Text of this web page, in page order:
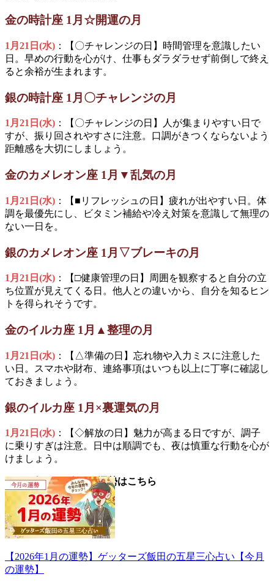
金の時計座 1月☆開運の月
1月21日(水) ：【〇チャレンジの日】時間管理を意識したい
日。早めの行動を心がけ、仕事もダラダラせず前倒しで終え
ると余裕が生まれます。
銀の時計座 1月〇チャレンジの月
1月21日(水) ：【〇チャレンジの日】人が集まりやすい日で
すが、振り回されやすさに注意。口調がきつくならないよう
距離感を大切にしましょう。
金のカメレオン座 1月▼乱気の月
1月21日(水) ：【■リフレッシュの日】疲れが出やすい日。体
調を最優先にし、ビタミン補給や冷え対策を意識して無理の
ない一日を。
銀のカメレオン座 1月▽ブレーキの月
1月21日(水) ：【□健康管理の日】周囲を観察すると自分の立
ち位置が見えてくる日。他人との違いから、自分を知るヒン
トを得られそうです。
金のイルカ座 1月▲整理の月
1月21日(水) ：【△準備の日】忘れ物や入力ミスに注意した
い日。スマホや財布、連絡事項はいつも以上に丁寧に確認し
ておきましょう。
銀のイルカ座 1月×裏運気の月
1月21日(水) ：【◇解放の日】魅力が高まる日ですが、調子
に乗りすぎは注意。日中は順調でも、夜は慎重な行動を心が
けましょう。
▼2026年1月の今月の運勢はこちら
【2026年1月の運勢】ゲッターズ飯田の五星三心占い【今月
の運勢】